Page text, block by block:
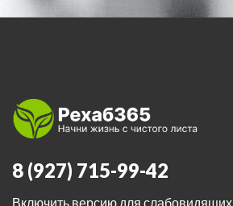
8 (927) 715-99-42
Включить версию для слабовидящих